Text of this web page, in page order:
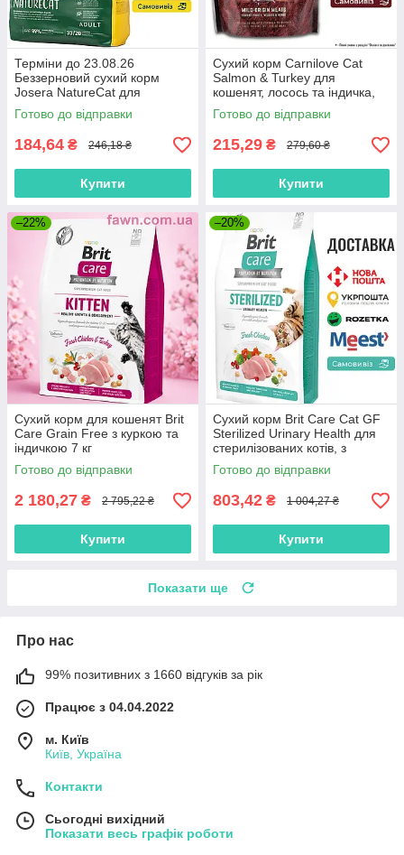
Терміни до 23.08.26
Беззерновий сухий корм
Josera NatureCat для
дорослих котів з чутливим
травленням, 0.4 кг
Готово до відправки
184,64 ₴ 246,18 ₴
Купити
Сухий корм Carnilove Cat
Salmon & Turkey для
кошенят, лосось та індичка,
400 г
Готово до відправки
215,29 ₴ 279,60 ₴
Купити
–22%
Сухий корм для кошенят Brit
Care Grain Free з куркою та
індичкою 7 кг
Готово до відправки
2 180,27 ₴ 2 795,22 ₴
Купити
–20%
Сухий корм Brit Care Cat GF
Sterilized Urinary Health для
стерилізованих котів, з
куркою, 2 кг
Готово до відправки
803,42 ₴ 1 004,27 ₴
Купити
Показати ще
Про нас
99% позитивних з 1660 відгуків за рік
Працює з 04.04.2022
м. Київ
Київ, Україна
Контакти
Сьогодні вихідний
Показати весь графік роботи